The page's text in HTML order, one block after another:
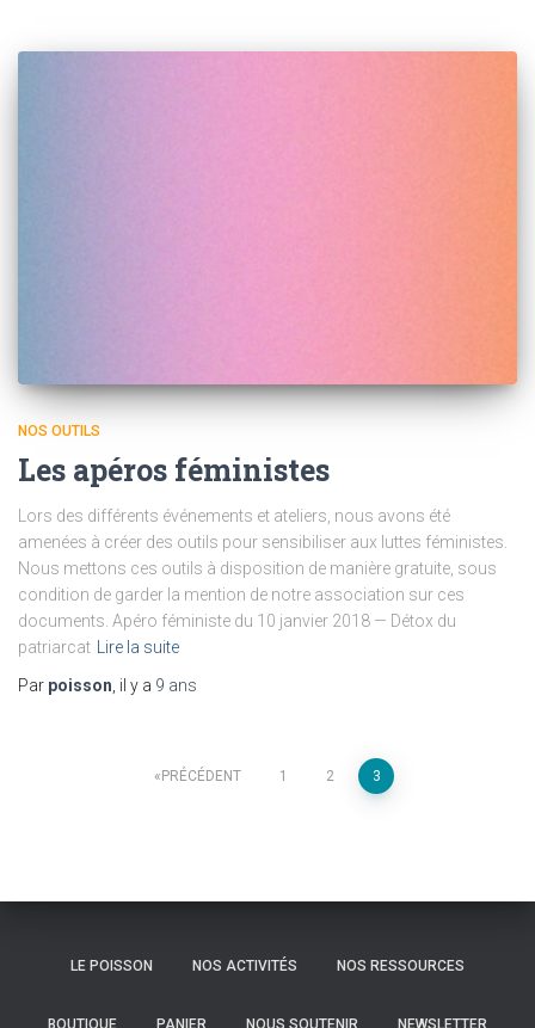
NOS OUTILS
Les apéros féministes
Lors des différents événements et ateliers, nous avons été
amenées à créer des outils pour sensibiliser aux luttes féministes.
Nous mettons ces outils à disposition de manière gratuite, sous
condition de garder la mention de notre association sur ces
documents. Apéro féministe du 10 janvier 2018 — Détox du
patriarcat
Lire la suite
Par poisson , il y a 9 ans
Navigation
articles
PRÉCÉDENT 1 2 3
LE POISSON NOS ACTIVITÉS NOS RESSOURCES
BOUTIQUE PANIER NOUS SOUTENIR NEWSLETTER